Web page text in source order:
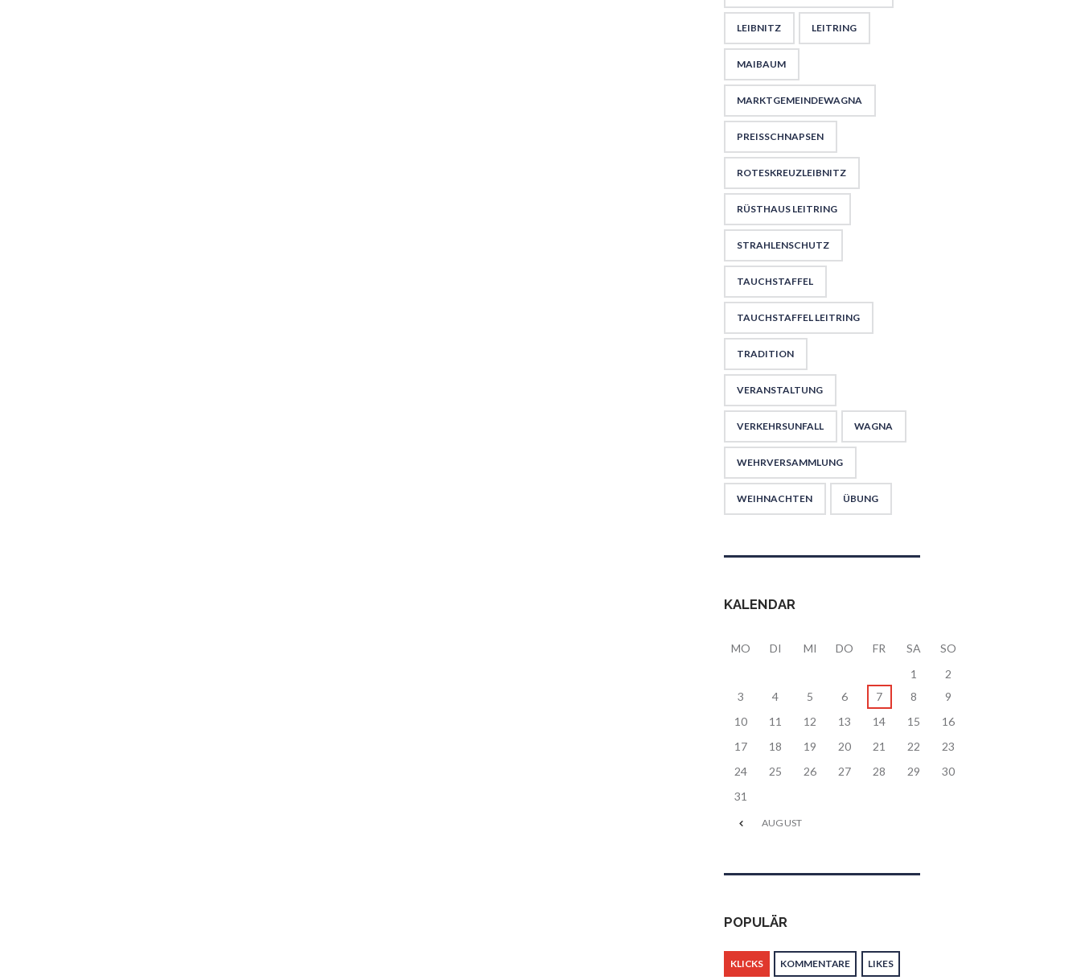
LEIBNITZ LEITRING
MAIBAUM
MARKTGEMEINDEWAGNA
PREISSCHNAPSEN
ROTESKREUZLEIBNITZ
RÜSTHAUS LEITRING
STRAHLENSCHUTZ
TAUCHSTAFFEL
TAUCHSTAFFEL LEITRING
TRADITION
VERANSTALTUNG
VERKEHRSUNFALL WAGNA
WEHRVERSAMMLUNG
WEIHNACHTEN ÜBUNG
KALENDAR
AUGUST
MO DI MI DO FR SA
SO
1
2
3
4 5 6 7 8
9
10
11 12 13 14 15
16
17
18 19 20 21 22
23
24
25 26 27 28 29
30
31
POPULÄR
KLICKS KOMMENTARE LIKES